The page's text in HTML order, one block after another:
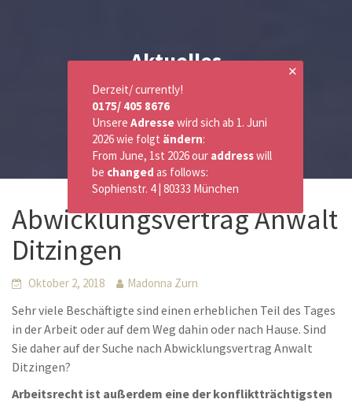
Aktuelles
Abwicklungsvertrag Anwalt
Ditzingen
Oktober 2, 2018 Madonna Zurn
Sehr viele Beschäftigte sind einen erheblichen Teil des Tages
in der Arbeit oder auf dem Weg dahin oder nach Hause. Sind
Sie daher auf der Suche nach Abwicklungsvertrag Anwalt
Ditzingen?
Arbeitsrecht ist außerdem eine der konfliktträchtigsten
✕
Derzeit/ currently!
0175/ 405 8676
Unsere Adressewird sich ab 1. Juni
2026 wie folgt ändern:
From June, 1st 2026 our addresswill
be changed as follows:
Sophienstr. 4 | 80333 München